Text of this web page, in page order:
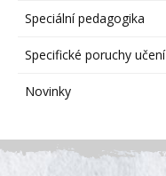
Speciální pedagogika
Specifické poruchy učení
Novinky